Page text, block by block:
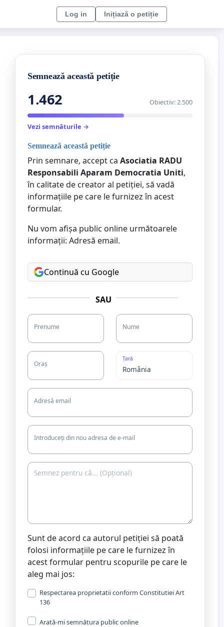
Log in Inițiază o petiție
Semnează această petiție
1.462 Obiectiv: 2.500
Vezi semnăturile →
Semnează această petiție
Prin semnare, accept ca Asociatia RADU
Responsabili Aparam Democratia Uniti,
în calitate de creator al petiției, să vadă
informațiile pe care le furnizez în acest
formular.
Nu vom afișa public online următoarele
informații: Adresă email.
Continuă cu Google
SAU
Prenume Nume
Oraș
Țară
Adresă email
Introduceți din nou adresa de e-mail
Sunt de acord ca autorul petiției să poată
folosi informațiile pe care le furnizez în
acest formular pentru scopurile pe care le
aleg mai jos:
Respectarea proprietatii conform Constitutiei Art
136
Arată-mi semnătura public online